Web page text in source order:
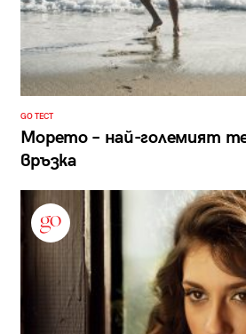
GO ТЕСТ
Морето – най-големият
връзка